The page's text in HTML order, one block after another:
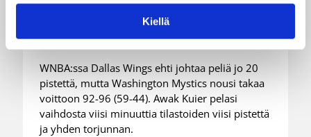
Kiellä
voittoon Wingsiä vastaan –
Kuier viisi pistettä
WNBA:ssa Dallas Wings ehti johtaa peliä jo 20
pistettä, mutta Washington Mystics nousi takaa
voittoon 92-96 (59-44). Awak Kuier pelasi
vaihdosta viisi minuuttia tilastoiden viisi pistettä
ja yhden torjunnan.